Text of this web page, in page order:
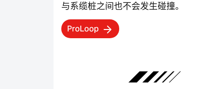
与系缆桩之间也不会发生碰撞。
ProLoop